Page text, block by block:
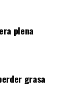
plena
grasa